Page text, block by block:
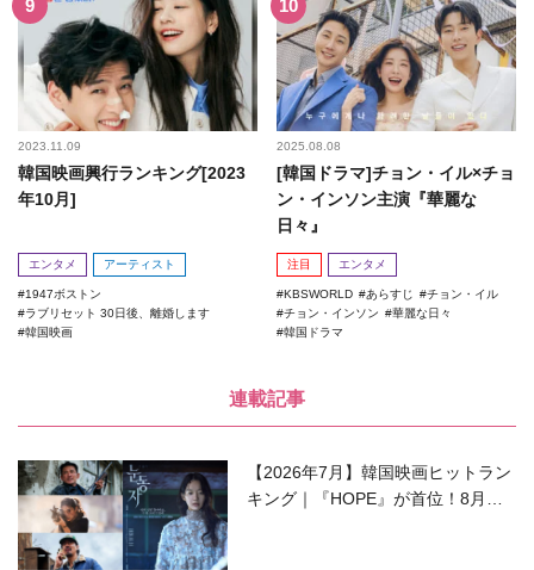
2023.11.09
韓国映画興行ランキング[2023
年10月]
エンタメ アーティスト
1947ボストン
ラブリセット 30日後、離婚します
韓国映画
2025.08.08
[韓国ドラマ]チョン・イル×チョ
ン・インソン主演『華麗な
日々』
注目 エンタメ
KBSWORLD あらすじ
チョン・イル
チョン・インソン
華麗な日々
韓国ドラマ
連載記事
【2026年7月】韓国映画ヒットラン
キング｜『HOPE』が首位！8月公